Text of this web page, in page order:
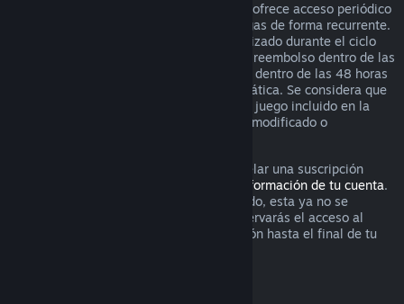
Para ciertos contenido y servicios, Steam ofrece acceso periódico
(es decir, mensual o anual) por el que pagas de forma recurrente.
Si una suscripción renovable no se ha utilizado durante el ciclo
actual de facturación, puedes solicitar un reembolso dentro de las
48 horas posteriores a la compra inicial o dentro de las 48 horas
posteriores a cualquier renovación automática. Se considera que
el contenido ha sido utilizado si cualquier juego incluido en la
suscripción ha sido utilizado, consumido, modificado o
Por favor ten en cuenta que puedes cancelar una suscripción
información de tu cuenta.
Una vez que la suscripción se ha cancelado, esta ya no se
renovará automáticamente, aunque conservarás el acceso al
contenido y los beneficios de la suscripción hasta el final de tu